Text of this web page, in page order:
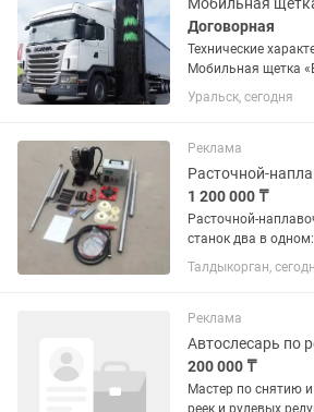
Договорная
Технические
Мобильная щетка
для мойки
автобусов Габариты: 1100 мм х 1150
мм. Моечная
Уральск, сегодня
Реклама
Расточной-
1 200 000 ₸
Расточной-
станок два в
восстанавливает
отверстия
до нужного
сначала...
Талдыкорган,
Реклама
200 000 ₸
Мастер по снятию
реек и рулевых